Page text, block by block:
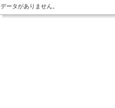
データがありません。